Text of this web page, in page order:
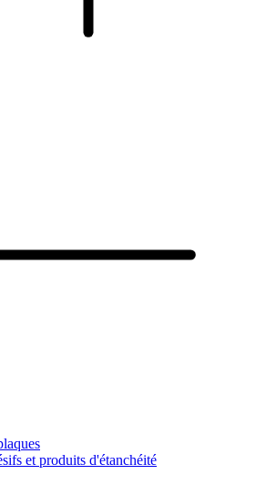
et produits d'étanchéité